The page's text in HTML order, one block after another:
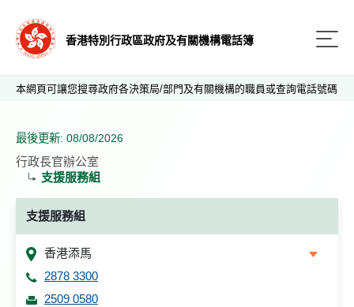
香港特別行政區政府及有關機構電話簿
本網頁可讓您搜尋政府各決策局/部門及有關機構的職員或查詢電話號碼
最後更新: 08/08/2026
行政長官辦公室
支援服務組
支援服務組
香港添馬
2878 3300
2509 0580